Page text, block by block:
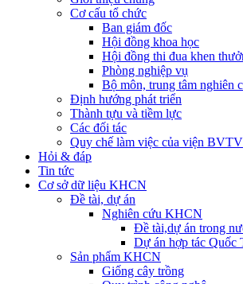
Cơ cấu tổ chức
Ban giám đốc
Hội đồng khoa học
Hội đồng thi đua khen
Phòng nghiệp vụ
Bộ môn, trung tâm nghiên
Định hướng phát triển
Thành tựu và tiềm lực
Các đối tác
Quy chế làm việc của viện BVTV
Hỏi & đáp
Tin tức
Cơ sở dữ liệu KHCN
Đề tài, dự án
Nghiên cứu KHCN
Đề tài,dự án trong
Dự án hợp tác Quốc
Sản phẩm KHCN
Giống cây trồng